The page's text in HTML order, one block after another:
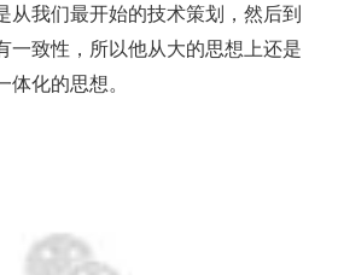
从我们最开始的技术策划，然后到
一致性，所以他从大的思想上还是
化的思想。